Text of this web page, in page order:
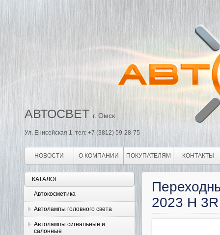
АВТОСВЕТ г. Омск
Ул. Енисейская 1, тел: +7 (3812) 59-28-75
НОВОСТИ О КОМПАНИИ ПОКУПАТЕЛЯМ КОНТАКТЫ
КАТАЛОГ
Автокосметика
Автолампы головного света
Автолампы сигнальные и
салонные
2023 H